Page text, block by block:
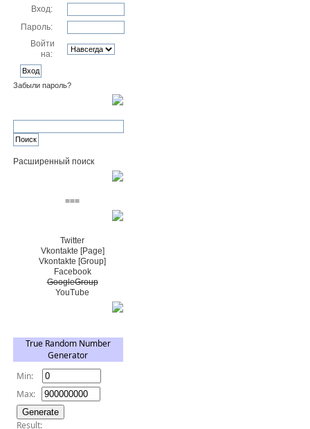
Вход:
Пароль:
Войти
на:
Забыли пароль?
Расширенный поиск
===
Twitter
Vkontakte [Page]
Vkontakte [Group]
Facebook
GoogleGroup
YouTube